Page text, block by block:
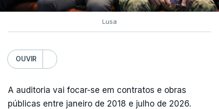
Lusa
OUVIR
A auditoria vai focar-se em contratos e obras
públicas entre janeiro de 2018 e julho de 2026.